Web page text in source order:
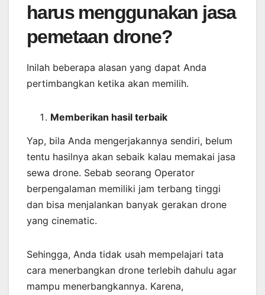
harus menggunakan jasa
pemetaan drone?
Inilah beberapa alasan yang dapat Anda
pertimbangkan ketika akan memilih.
Memberikan hasil terbaik
Yap, bila Anda mengerjakannya sendiri, belum
tentu hasilnya akan sebaik kalau memakai jasa
sewa drone. Sebab seorang Operator
berpengalaman memiliki jam terbang tinggi
dan bisa menjalankan banyak gerakan drone
yang cinematic.
Sehingga, Anda tidak usah mempelajari tata
cara menerbangkan drone terlebih dahulu agar
mampu menerbangkannya. Karena,